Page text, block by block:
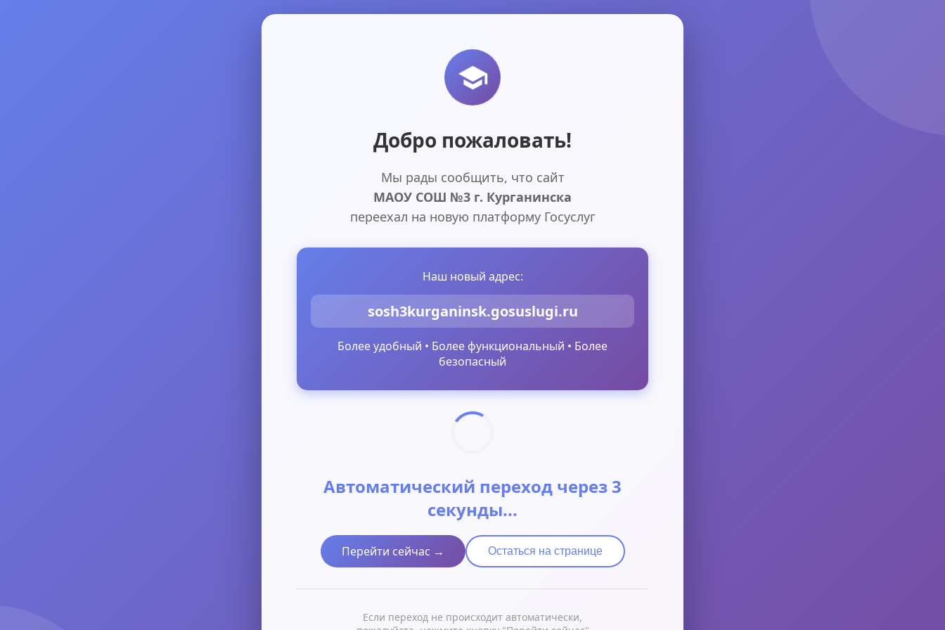
Добро пожаловать!
Мы рады сообщить, что сайт
МАОУ СОШ №3 г. Курганинска
переехал на новую платформу Госуслуг
Наш новый адрес:
sosh3kurganinsk.gosuslugi.ru
Более удобный • Более функциональный • Более
безопасный
Автоматический переход через 3
секунды...
Перейти сейчас → Остаться на странице
Если переход не происходит автоматически,